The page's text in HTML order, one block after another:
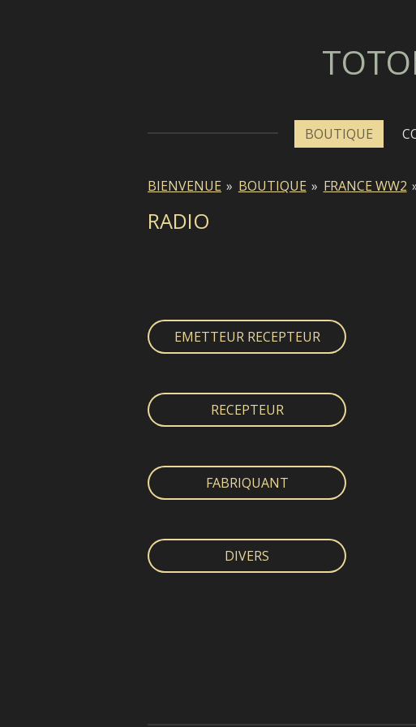
BOUTIQUE
BIENVENUE » BOUTIQUE » FRANCE WW2
RADIO
EMETTEUR RECEPTEUR
RECEPTEUR
FABRIQUANT
DIVERS